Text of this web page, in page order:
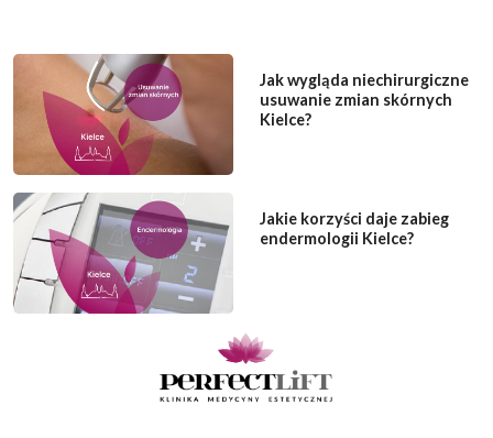
Jak wygląda niechirurgiczne
usuwanie zmian skórnych
Kielce?
Jakie korzyści daje zabieg
endermologii Kielce?